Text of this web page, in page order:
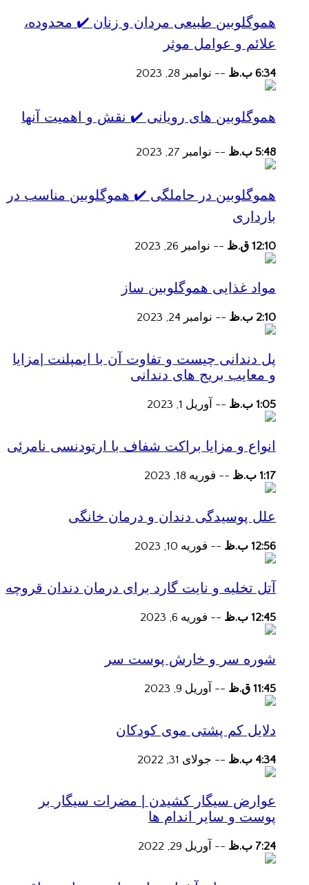
هموگلوبین طبیعی مردان و زنان ✔️ محدوده،
علائم و عوامل موثر
6:34 ب.ظ -- نوامبر 28, 2023
هموگلوبین های رویانی ✔️ نقش و اهمیت آنها
5:48 ب.ظ -- نوامبر 27, 2023
هموگلوبین در حاملگی ✔️ هموگلوبین مناسب در
بارداری
12:10 ق.ظ -- نوامبر 26, 2023
مواد غذایی هموگلوبین ساز
2:10 ب.ظ -- نوامبر 24, 2023
پل دندانی چیست و تفاوت آن با ایمپلنت |مزایا
و معایب بریج های دندانی
1:05 ب.ظ -- آوریل 1, 2023
انواع و مزایا براکت شفاف با ارتودنسی نامرئی
1:17 ب.ظ -- فوریه 18, 2023
علل پوسیدگی دندان و درمان خانگی
12:56 ب.ظ -- فوریه 10, 2023
آتل تخلیه و نایت گارد برای درمان دندان قروچه
12:45 ب.ظ -- فوریه 6, 2023
شوره سر و خارش پوست سر
11:45 ق.ظ -- آوریل 9, 2023
دلایل کم پشتی موی کودکان
4:34 ب.ظ -- جولای 31, 2022
عوارض سیگار کشیدن | مضرات سیگار بر
پوست و سایر اندام ها
7:24 ب.ظ -- آوریل 29, 2022